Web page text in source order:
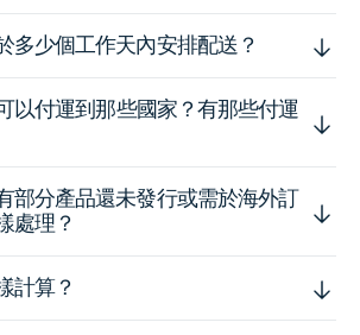
多少個工作天內安排配送？
以付運到那些國家？有那些付運
部分產品還未發行或需於海外訂
處理？
計算？